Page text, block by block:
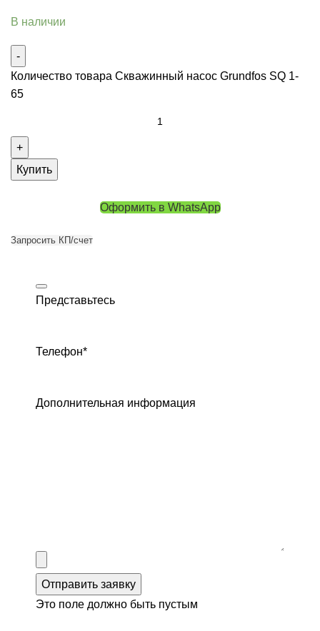
В наличии
Количество товара Скважинный насос Grundfos SQ 1-
65
Купить
Оформить в WhatsApp
Запросить КП/счет
Представьтесь
Телефон*
Дополнительная информация
Отправить заявку
Это поле должно быть пустым